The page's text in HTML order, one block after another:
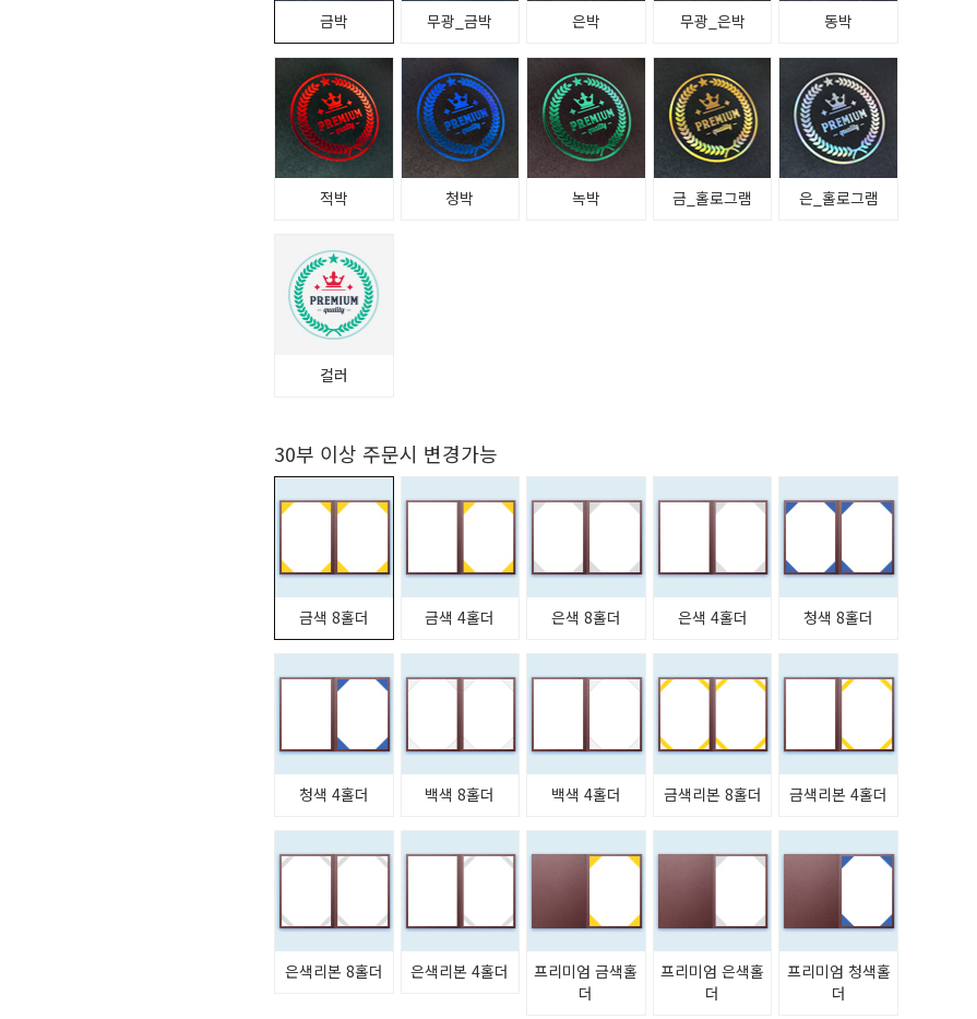
금박 무광_금박 은박 무광_은박 동박
적박 청박 녹박 금_홀로그램 은_홀로그램
컬러
30부 이상 주문시 변경가능
금색 8홀더 금색 4홀더 은색 8홀더 은색 4홀더 청색 8홀더
청색 4홀더 백색 8홀더 백색 4홀더 금색리본 8홀더 금색리본 4홀더
은색리본 8홀더 은색리본 4홀더
프리미엄 금색홀
더
프리미엄 은색홀
더
프리미엄 청색홀
더